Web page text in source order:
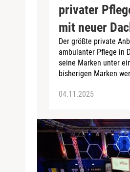
privater
mit neuer
Der größte private
ambulanter Pflege in
seine Marken unter
bisherigen Marken
04.11.2025